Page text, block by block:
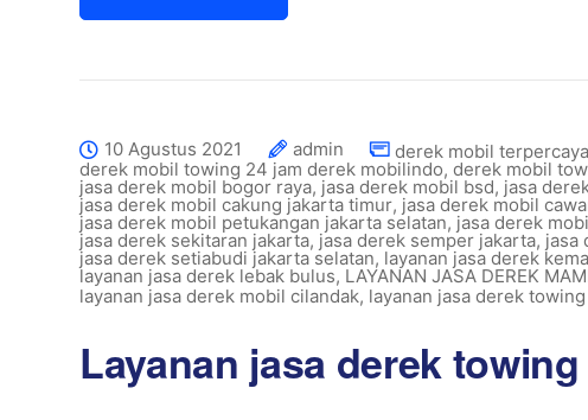
10 Agustus 2021 admin derek mobil
derek mobil towing 24 jam derek mobilindo, derek mobil
jasa derek mobil bogor raya, jasa derek mobil bsd, jasa
jasa derek mobil cakung jakarta timur, jasa derek mobil
jasa derek mobil petukangan jakarta selatan, jasa derek
jasa derek sekitaran jakarta, jasa derek semper jakarta, jasa
jasa derek setiabudi jakarta selatan, layanan jasa derek
layanan jasa derek lebak bulus, LAYANAN JASA DEREK
layanan jasa derek mobil cilandak, layanan jasa derek
Layanan jasa derek